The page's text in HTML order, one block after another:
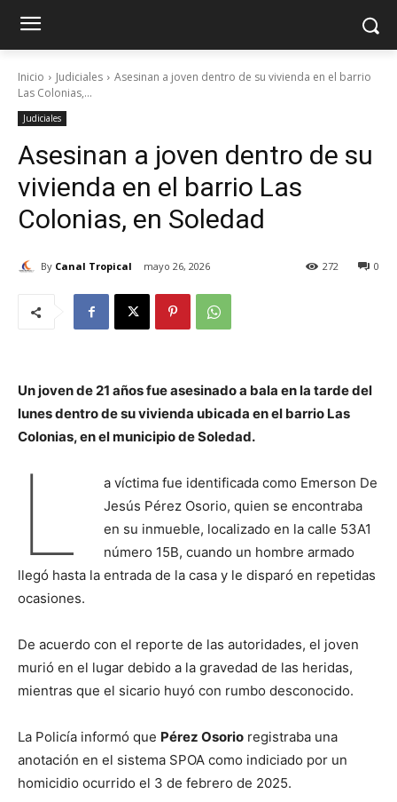
Inicio Judiciales
Asesinan a joven dentro de su vivienda en el barrio
Las Colonias,...
Judiciales
Asesinan a joven dentro de su
vivienda en el barrio Las
Colonias, en Soledad
By Canal Tropical mayo 26, 2026 0
272
Un joven de 21 años fue asesinado a bala en la tarde del
lunes dentro de su vivienda ubicada en el barrio Las
Colonias, en el municipio de Soledad.
L
a víctima fue identificada como Emerson De
Jesús Pérez Osorio, quien se encontraba
en su inmueble, localizado en la calle 53A1
número 15B, cuando un hombre armado
llegó hasta la entrada de la casa y le disparó en repetidas
ocasiones.
De acuerdo con el reporte de las autoridades, el joven
murió en el lugar debido a la gravedad de las heridas,
mientras que el sicario huyó con rumbo desconocido.
La Policía informó que Pérez Osorio registraba una
anotación en el sistema SPOA como indiciado por un
homicidio ocurrido el 3 de febrero de 2025.